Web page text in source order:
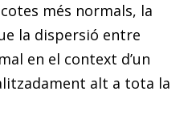
més normals, la
la dispersió entre
en el context d’un
alt a tota la